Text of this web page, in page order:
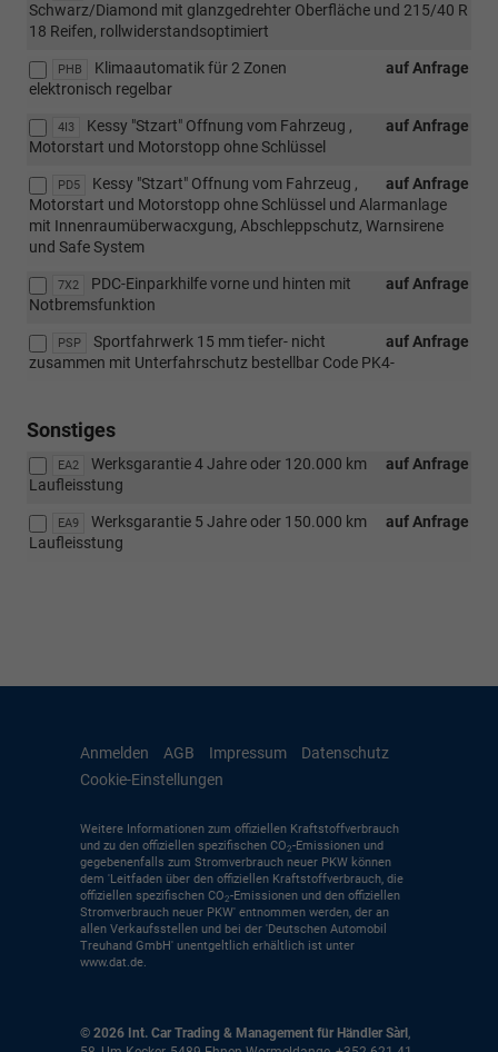
Schwarz/Diamond mit glanzgedrehter Oberfläche und 215/40 R
18 Reifen, rollwiderstandsoptimiert
PHB auf Anfrage
Klimaautomatik für 2 Zonen
elektronisch regelbar
4I3 auf Anfrage
Kessy "Stzart" Offnung vom Fahrzeug ,
Motorstart und Motorstopp ohne Schlüssel
PD5 auf Anfrage
Kessy "Stzart" Offnung vom Fahrzeug ,
Motorstart und Motorstopp ohne Schlüssel und Alarmanlage
mit Innenraumüberwacxgung, Abschleppschutz, Warnsirene
und Safe System
7X2 auf Anfrage
PDC-Einparkhilfe vorne und hinten mit
Notbremsfunktion
PSP auf Anfrage
Sportfahrwerk 15 mm tiefer- nicht
zusammen mit Unterfahrschutz bestellbar Code PK4-
Sonstiges
EA2 auf Anfrage
Werksgarantie 4 Jahre oder 120.000 km
Laufleisstung
EA9 auf Anfrage
Werksgarantie 5 Jahre oder 150.000 km
Laufleisstung
Anmelden AGB Impressum
Datenschutz
Cookie-Einstellungen
Weitere Informationen zum offiziellen Kraftstoffverbrauch
und zu den offiziellen spezifischen CO2-Emissionen und
gegebenenfalls zum Stromverbrauch neuer PKW können
dem 'Leitfaden über den offiziellen Kraftstoffverbrauch, die
offiziellen spezifischen CO2-Emissionen und den offiziellen
Stromverbrauch neuer PKW' entnommen werden, der an
allen Verkaufsstellen und bei der 'Deutschen Automobil
Treuhand GmbH' unentgeltlich erhältlich ist unter
www.dat.de.
© 2026 Int. Car Trading & Management für Händler Sàrl ,